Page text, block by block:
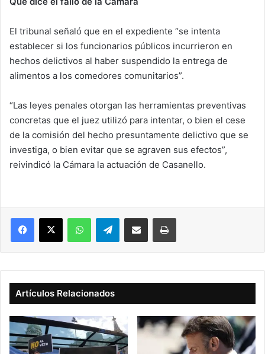
El tribunal señaló que en el expediente “se intenta
establecer si los funcionarios públicos incurrieron en
hechos delictivos al haber suspendido la entrega de
alimentos a los comedores comunitarios”.
“Las leyes penales otorgan las herramientas preventivas
concretas que el juez utilizó para intentar, o bien el cese
de la comisión del hecho presuntamente delictivo que se
investiga, o bien evitar que se agraven sus efectos”,
reivindicó la Cámara la actuación de Casanello.
Facebook
X WhatsAppTelegramCompartir vía correo electrónicoImprimir
Artículos Relacionados